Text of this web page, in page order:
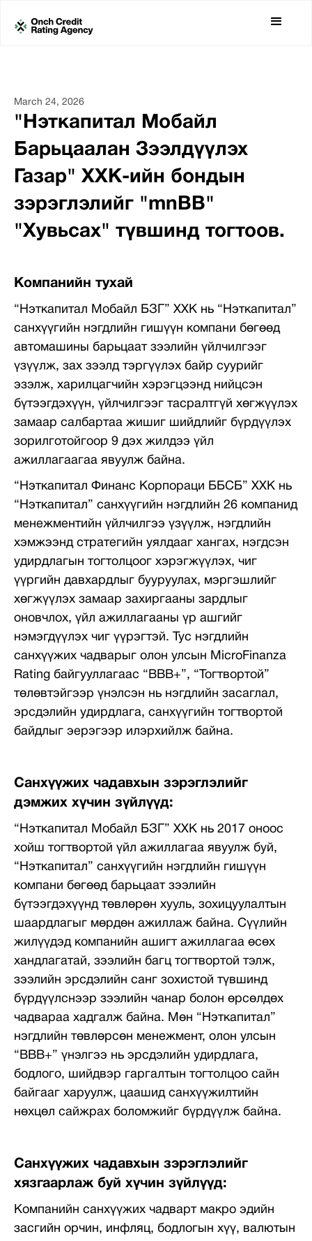
March 24, 2026
"Нэткапитал Мобайл
Барьцаалан Зээлдүүлэх
Газар" ХХК-ийн бондын
зэрэглэлийг "mnBB"
"Хувьсах" түвшинд тогтоов.
Компанийн тухай
“Нэткапитал Мобайл БЗГ” ХХК нь “Нэткапитал”
санхүүгийн нэгдлийн гишүүн компани бөгөөд
автомашины барьцаат зээлийн үйлчилгээг
үзүүлж, зах зээлд тэргүүлэх байр суурийг
эзэлж, харилцагчийн хэрэгцээнд нийцсэн
бүтээгдэхүүн, үйлчилгээг тасралтгүй хөгжүүлэх
замаар салбартаа жишиг шийдлийг бүрдүүлэх
зорилготойгоор 9 дэх жилдээ үйл
ажиллагаагаа явуулж байна.
“Нэткапитал Финанс Корпораци ББСБ” ХХК нь
“Нэткапитал” санхүүгийн нэгдлийн 26 компанид
менежментийн үйлчилгээ үзүүлж, нэгдлийн
хэмжээнд стратегийн уялдааг хангах, нэгдсэн
удирдлагын тогтолцоог хэрэгжүүлэх, чиг
үүргийн давхардлыг бууруулах, мэргэшлийг
хөгжүүлэх замаар захиргааны зардлыг
оновчлох, үйл ажиллагааны үр ашгийг
нэмэгдүүлэх чиг үүрэгтэй. Тус нэгдлийн
санхүүжих чадварыг олон улсын MicroFinanza
Rating байгууллагаас “BBB+”, “Тогтвортой”
төлөвтэйгээр үнэлсэн нь нэгдлийн засаглал,
эрсдэлийн удирдлага, санхүүгийн тогтвортой
байдлыг эерэгээр илэрхийлж байна.
Санхүүжих чадавхын зэрэглэлийг
дэмжих хүчин зүйлүүд:
“Нэткапитал Мобайл БЗГ” ХХК нь 2017 оноос
хойш тогтвортой үйл ажиллагаа явуулж буй,
“Нэткапитал” санхүүгийн нэгдлийн гишүүн
компани бөгөөд барьцаат зээлийн
бүтээгдэхүүнд төвлөрөн хууль, зохицуулалтын
шаардлагыг мөрдөн ажиллаж байна. Сүүлийн
жилүүдэд компанийн ашигт ажиллагаа өсөх
хандлагатай, зээлийн багц тогтвортой тэлж,
зээлийн эрсдэлийн санг зохистой түвшинд
бүрдүүлснээр зээлийн чанар болон өрсөлдөх
чадвараа хадгалж байна. Мөн “Нэткапитал”
нэгдлийн төвлөрсөн менежмент, олон улсын
“BBB+” үнэлгээ нь эрсдэлийн удирдлага,
бодлого, шийдвэр гаргалтын тогтолцоо сайн
байгааг харуулж, цаашид санхүүжилтийн
нөхцөл сайжрах боломжийг бүрдүүлж байна.
Санхүүжих чадавхын зэрэглэлийг
хязгаарлаж буй хүчин зүйлүүд:
Компанийн санхүүжих чадварт макро эдийн
засгийн орчин, инфляц, бодлогын хүү, валютын